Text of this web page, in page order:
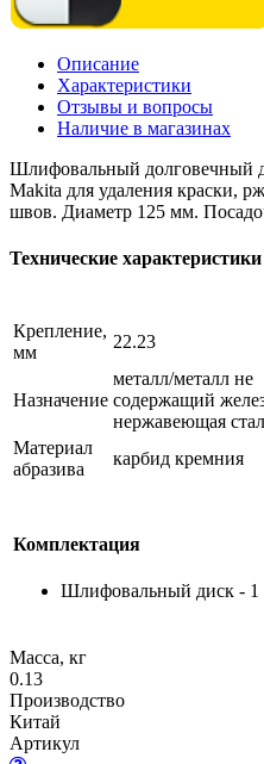
Описание
Характеристики
Отзывы и вопросы
Наличие в магазинах
Шлифовальный долговечный
Makita для удаления краски,
швов. Диаметр 125 мм.
Технические характеристики
Крепление,
мм
22.23
Назначение
металл/металл не
содержащий
нержавеющая
Материал
абразива
карбид кремния
Комплектация
Шлифовальный диск - 1
Масса, кг
0.13
Производство
Китай
Артикул